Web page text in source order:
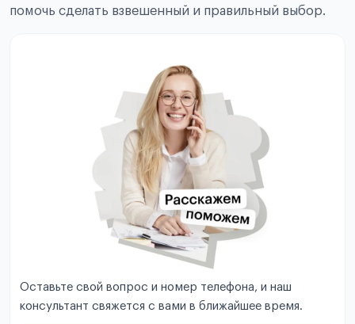
помочь сделать взвешенный и правильный выбор.
Оставьте свой вопрос и номер телефона, и наш
консультант свяжется с вами в ближайшее время.